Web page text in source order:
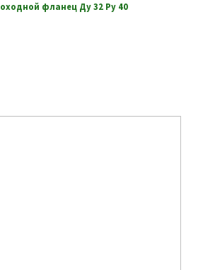
фланец Ду 32 Ру 40